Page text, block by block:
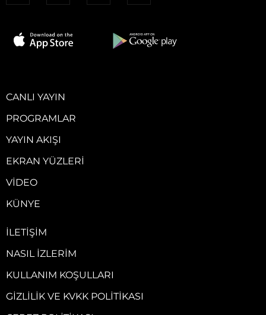
CANLI YAYIN
PROGRAMLAR
YAYIN AKIŞI
EKRAN YÜZLERI
VIDEO
KÜNYE
İLETIŞIM
NASIL İZLERIM
KULLANIM KOŞULLARI
GIZLILIK VE KVKK POLITIKASI